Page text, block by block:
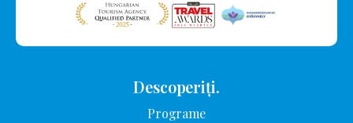
Descoperiți.
Programe